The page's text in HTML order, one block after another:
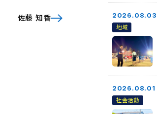
佐藤 知香 2026.08.03
地域
2026.08.01
社会活動